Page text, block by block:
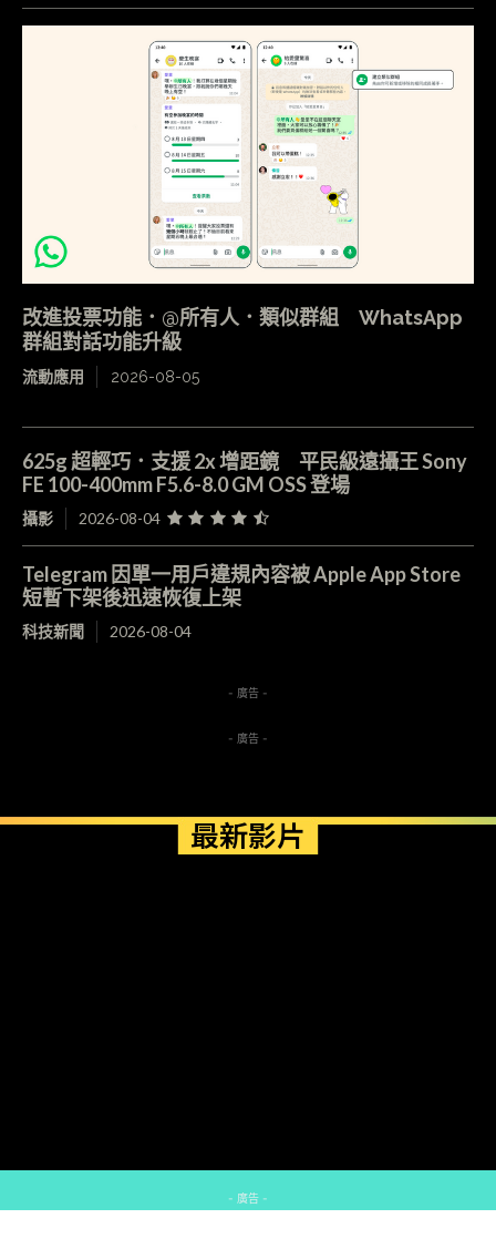
改進投票功能．@所有人．類似群組 WhatsApp
群組對話功能升級
流動應用 2026-08-05
625g 超輕巧．支援 2x 增距鏡 平民級遠攝王 Sony
FE 100-400mm F5.6-8.0 GM OSS 登場
攝影 2026-08-04
Telegram 因單一用戶違規內容被 Apple App Store
短暫下架後迅速恢復上架
科技新聞 2026-08-04
- 廣告 -
- 廣告 -
最新影片
- 廣告 -